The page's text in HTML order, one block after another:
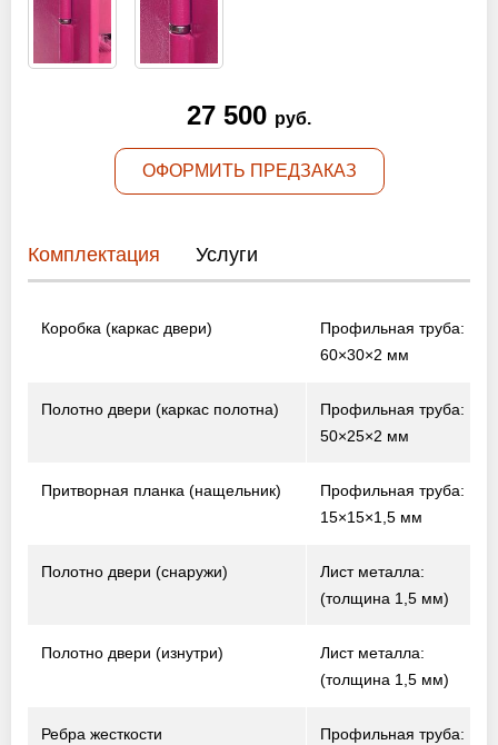
Закажите звонок
Москва и вся область!
Работаем без выходных!
27 500 руб.
ОФОРМИТЬ ПРЕДЗАКАЗ
Комплектация Услуги
Коробка (каркас двери)
Профильная труба:
60×30×2 мм
Полотно двери (каркас полотна)
Профильная труба:
50×25×2 мм
Притворная планка (нащельник)
Профильная труба:
15×15×1,5 мм
Полотно двери (снаружи)
Лист металла:
(толщина 1,5 мм)
Полотно двери (изнутри)
Лист металла:
(толщина 1,5 мм)
Ребра жесткости
Профильная труба: